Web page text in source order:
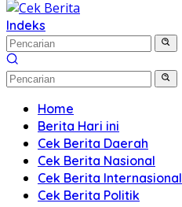
Indeks
Home
Berita Hari ini
Cek Berita Daerah
Cek Berita Nasional
Cek Berita Internasional
Cek Berita Politik